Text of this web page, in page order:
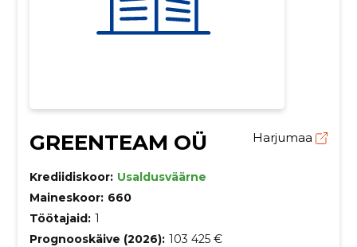
GREENTEAM OÜ Harjumaa
Krediidiskoor: Usaldusväärne
Maineskoor: 660
Töötajaid: 1
Prognooskäive (2026): 103 425 €